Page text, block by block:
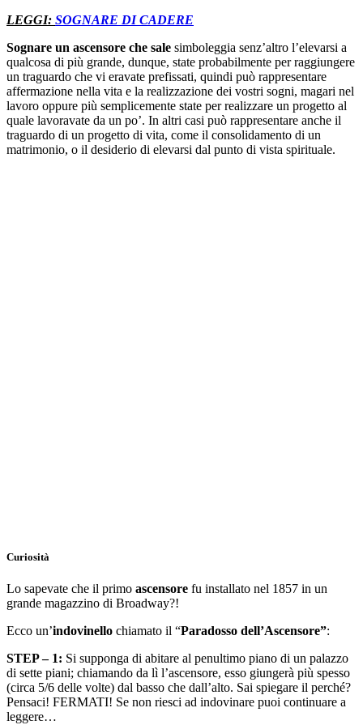
LEGGI: SOGNARE DI CADERE
Sognare un ascensore che sale simboleggia senz’altro l’elevarsi a
qualcosa di più grande, dunque, state probabilmente per raggiungere
un traguardo che vi eravate prefissati, quindi può rappresentare
affermazione nella vita e la realizzazione dei vostri sogni, magari nel
lavoro oppure più semplicemente state per realizzare un progetto al
quale lavoravate da un po’. In altri casi può rappresentare anche il
traguardo di un progetto di vita, come il consolidamento di un
matrimonio, o il desiderio di elevarsi dal punto di vista spirituale.
Curiosità
Lo sapevate che il primo ascensore fu installato nel 1857 in un
grande magazzino di Broadway?!
Ecco un’indovinello chiamato il “Paradosso dell’Ascensore”:
STEP – 1: Si supponga di abitare al penultimo piano di un palazzo
di sette piani; chiamando da lì l’ascensore, esso giungerà più spesso
(circa 5/6 delle volte) dal basso che dall’alto. Sai spiegare il perché?
Pensaci! FERMATI! Se non riesci ad indovinare puoi continuare a
leggere…